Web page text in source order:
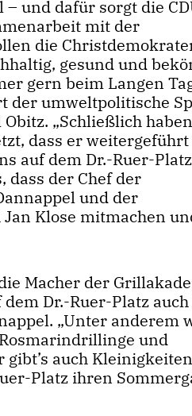
– und dafür sorgt die
mit der
die
gesund und
gern beim Langen
der umweltpolitische
„Schließlich
dass er
auf dem Dr.-Ruer-
dass der Chef der
und der
Klose mitmachen
Macher der
Dr.-Ruer-Platz
„Unter anderem
und
auch
Platz ihren